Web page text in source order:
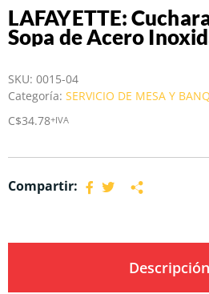
LAFAYETTE:
Sopa de Acero
SKU: 0015-04
Categoría: SERVICIO DE MESA Y
C$34.78+IVA
Compartir:
Descripción